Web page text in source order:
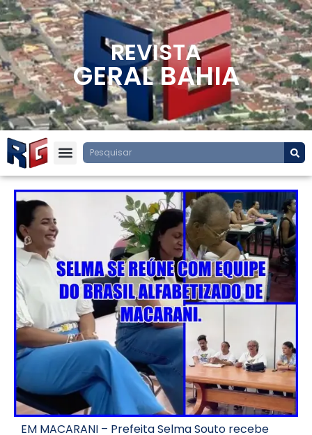
REVISTA
GERAL BAHIA
EM MACARANI – Prefeita Selma Souto recebe